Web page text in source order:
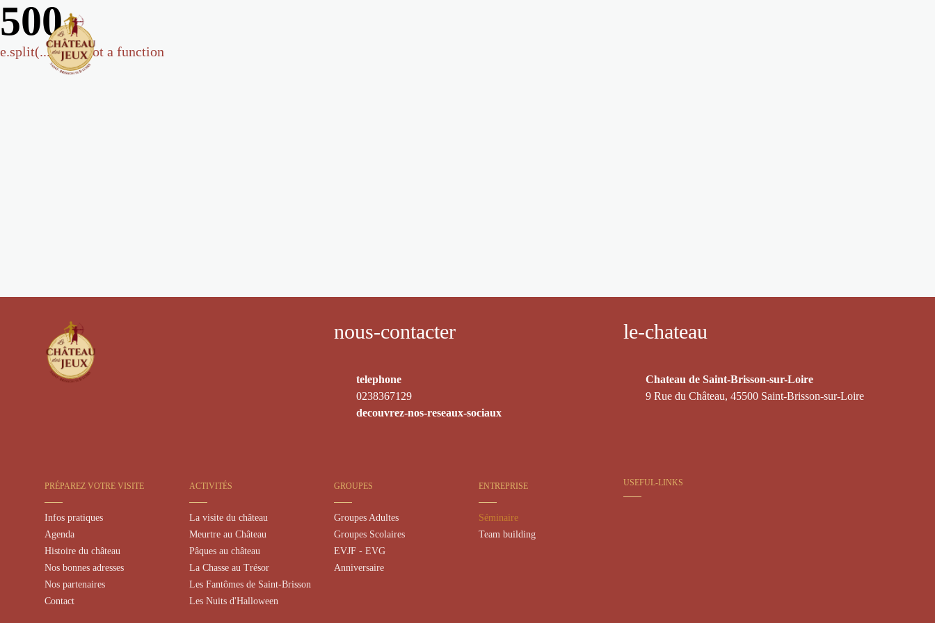
500
e.split(...).at is not a function
nous-contacter
telephone
0238367129
decouvrez-nos-reseaux-sociaux
le-chateau
Chateau de Saint-Brisson-sur-Loire
9 Rue du Château, 45500 Saint-Brisson-sur-Loire
PRÉPAREZ VOTRE VISITE
Infos pratiques
Agenda
Histoire du château
Nos bonnes adresses
Nos partenaires
Contact
ACTIVITÉS
La visite du château
Meurtre au Château
Pâques au château
La Chasse au Trésor
Les Fantômes de Saint-Brisson
Les Nuits d'Halloween
GROUPES
Groupes Adultes
Groupes Scolaires
EVJF - EVG
Anniversaire
ENTREPRISE
Séminaire
Team building
USEFUL-LINKS